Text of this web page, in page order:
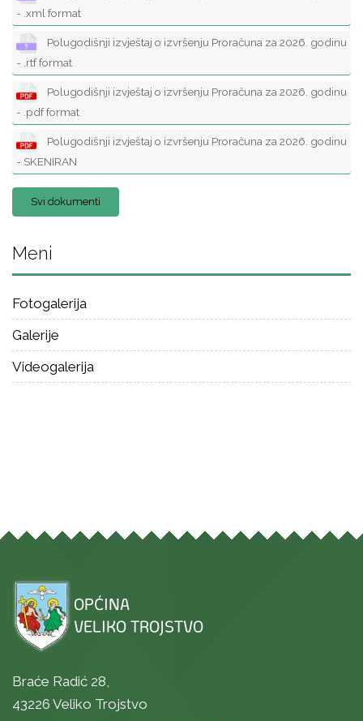
- .xml format
Polugodišnji izvještaj o izvršenju Proračuna za 2026. godinu
- .rtf format
Polugodišnji izvještaj o izvršenju Proračuna za 2026. godinu
- .pdf format
Polugodišnji izvještaj o izvršenju Proračuna za 2026. godinu
- SKENIRAN
Svi dokumenti
Meni
Fotogalerija
Galerije
Videogalerija
Braće Radić 28,
43226 Veliko Trojstvo